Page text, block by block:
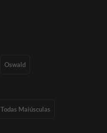
Oswald
Todas Maiúsculas